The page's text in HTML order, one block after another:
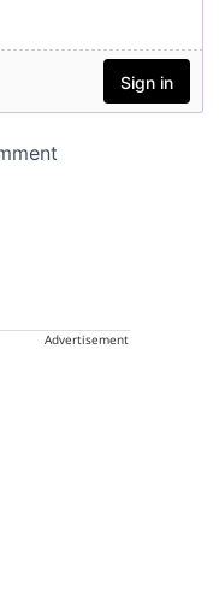
Advertisement